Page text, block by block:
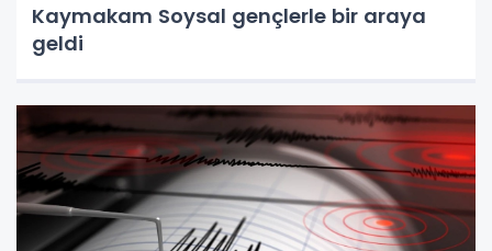
Kaymakam Soysal gençlerle bir araya
geldi